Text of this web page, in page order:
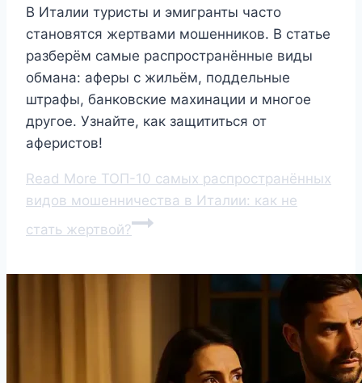
В Италии туристы и эмигранты часто
становятся жертвами мошенников. В статье
разберём самые распространённые виды
обмана: аферы с жильём, поддельные
штрафы, банковские махинации и многое
другое. Узнайте, как защититься от
аферистов!
Read More ТОП-10 самых распространённых
видов мошенничества в Италии: как не
стать жертвой?